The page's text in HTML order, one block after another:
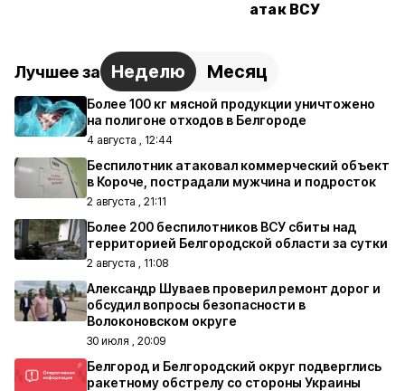
атак ВСУ
Лучшее за Неделю Месяц
Более 100 кг мясной продукции уничтожено
на полигоне отходов в Белгороде
4 августа , 12:44
Беспилотник атаковал коммерческий объект
в Короче, пострадали мужчина и подросток
2 августа , 21:11
Более 200 беспилотников ВСУ сбиты над
территорией Белгородской области за сутки
2 августа , 11:08
Александр Шуваев проверил ремонт дорог и
обсудил вопросы безопасности в
Волоконовском округе
30 июля , 20:09
Белгород и Белгородский округ подверглись
ракетному обстрелу со стороны Украины